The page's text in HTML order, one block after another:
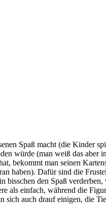
Spaß macht (die Kinder
würde (man weiß das aber
bekommt man seinen
haben). Dafür sind die
bisschen den Spaß
als einfach, während die
auch drauf einigen, die